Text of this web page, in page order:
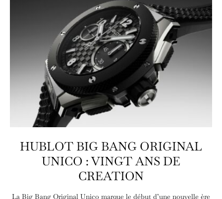
HUBLOT BIG BANG ORIGINAL
UNICO : VINGT ANS DE
CREATION
La Big Bang Original Unico marque le début d’une nouvelle ère